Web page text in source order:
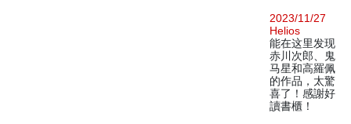
2023/11/27
Helios
能在这里发现
赤川次郎、鬼
马星和高羅佩
的作品，太驚
喜了！感謝好
讀書櫃！